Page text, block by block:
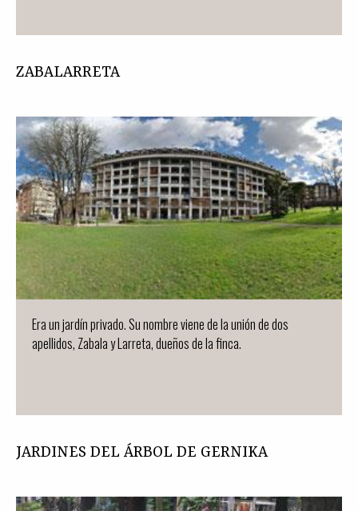
ZABALARRETA
Era un jardín privado. Su nombre viene de la unión de dos
apellidos, Zabala y Larreta, dueños de la finca.
JARDINES DEL ÁRBOL DE GERNIKA